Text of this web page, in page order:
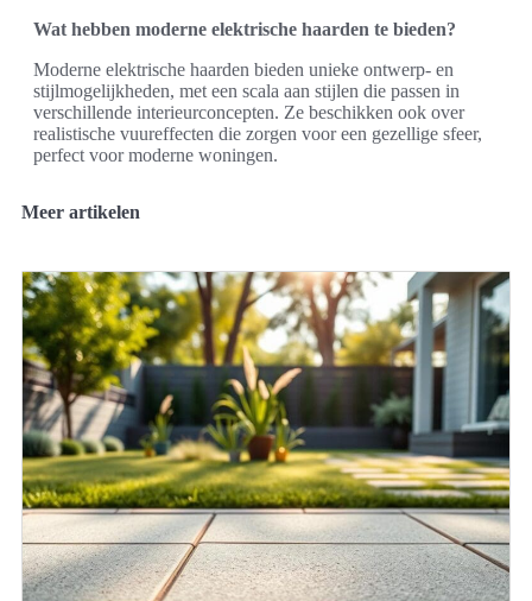
Wat hebben moderne elektrische haarden te bieden?
Moderne elektrische haarden bieden unieke ontwerp- en
stijlmogelijkheden, met een scala aan stijlen die passen in
verschillende interieurconcepten. Ze beschikken ook over
realistische vuureffecten die zorgen voor een gezellige sfeer,
perfect voor moderne woningen.
Meer artikelen